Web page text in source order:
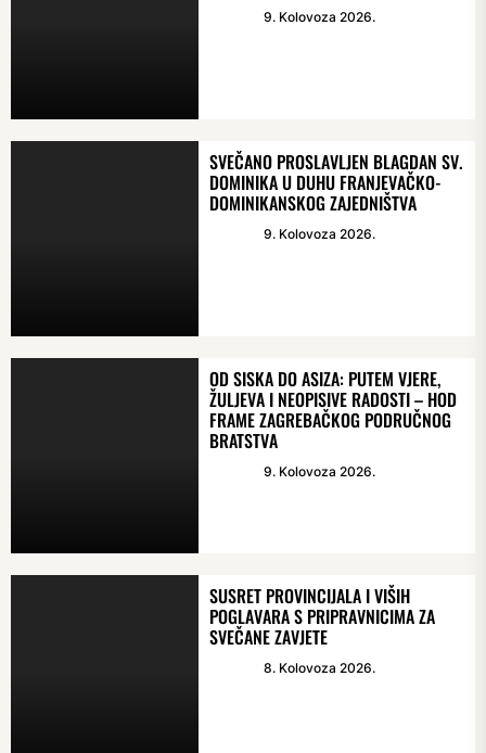
9. Kolovoza 2026.
SVEČANO PROSLAVLJEN BLAGDAN SV.
DOMINIKA U DUHU FRANJEVAČKO-
DOMINIKANSKOG ZAJEDNIŠTVA
9. Kolovoza 2026.
OD SISKA DO ASIZA: PUTEM VJERE,
ŽULJEVA I NEOPISIVE RADOSTI – HOD
FRAME ZAGREBAČKOG PODRUČNOG
BRATSTVA
9. Kolovoza 2026.
SUSRET PROVINCIJALA I VIŠIH
POGLAVARA S PRIPRAVNICIMA ZA
SVEČANE ZAVJETE
8. Kolovoza 2026.